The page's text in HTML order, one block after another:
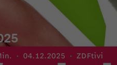
04.12.2025 ZDFtivi